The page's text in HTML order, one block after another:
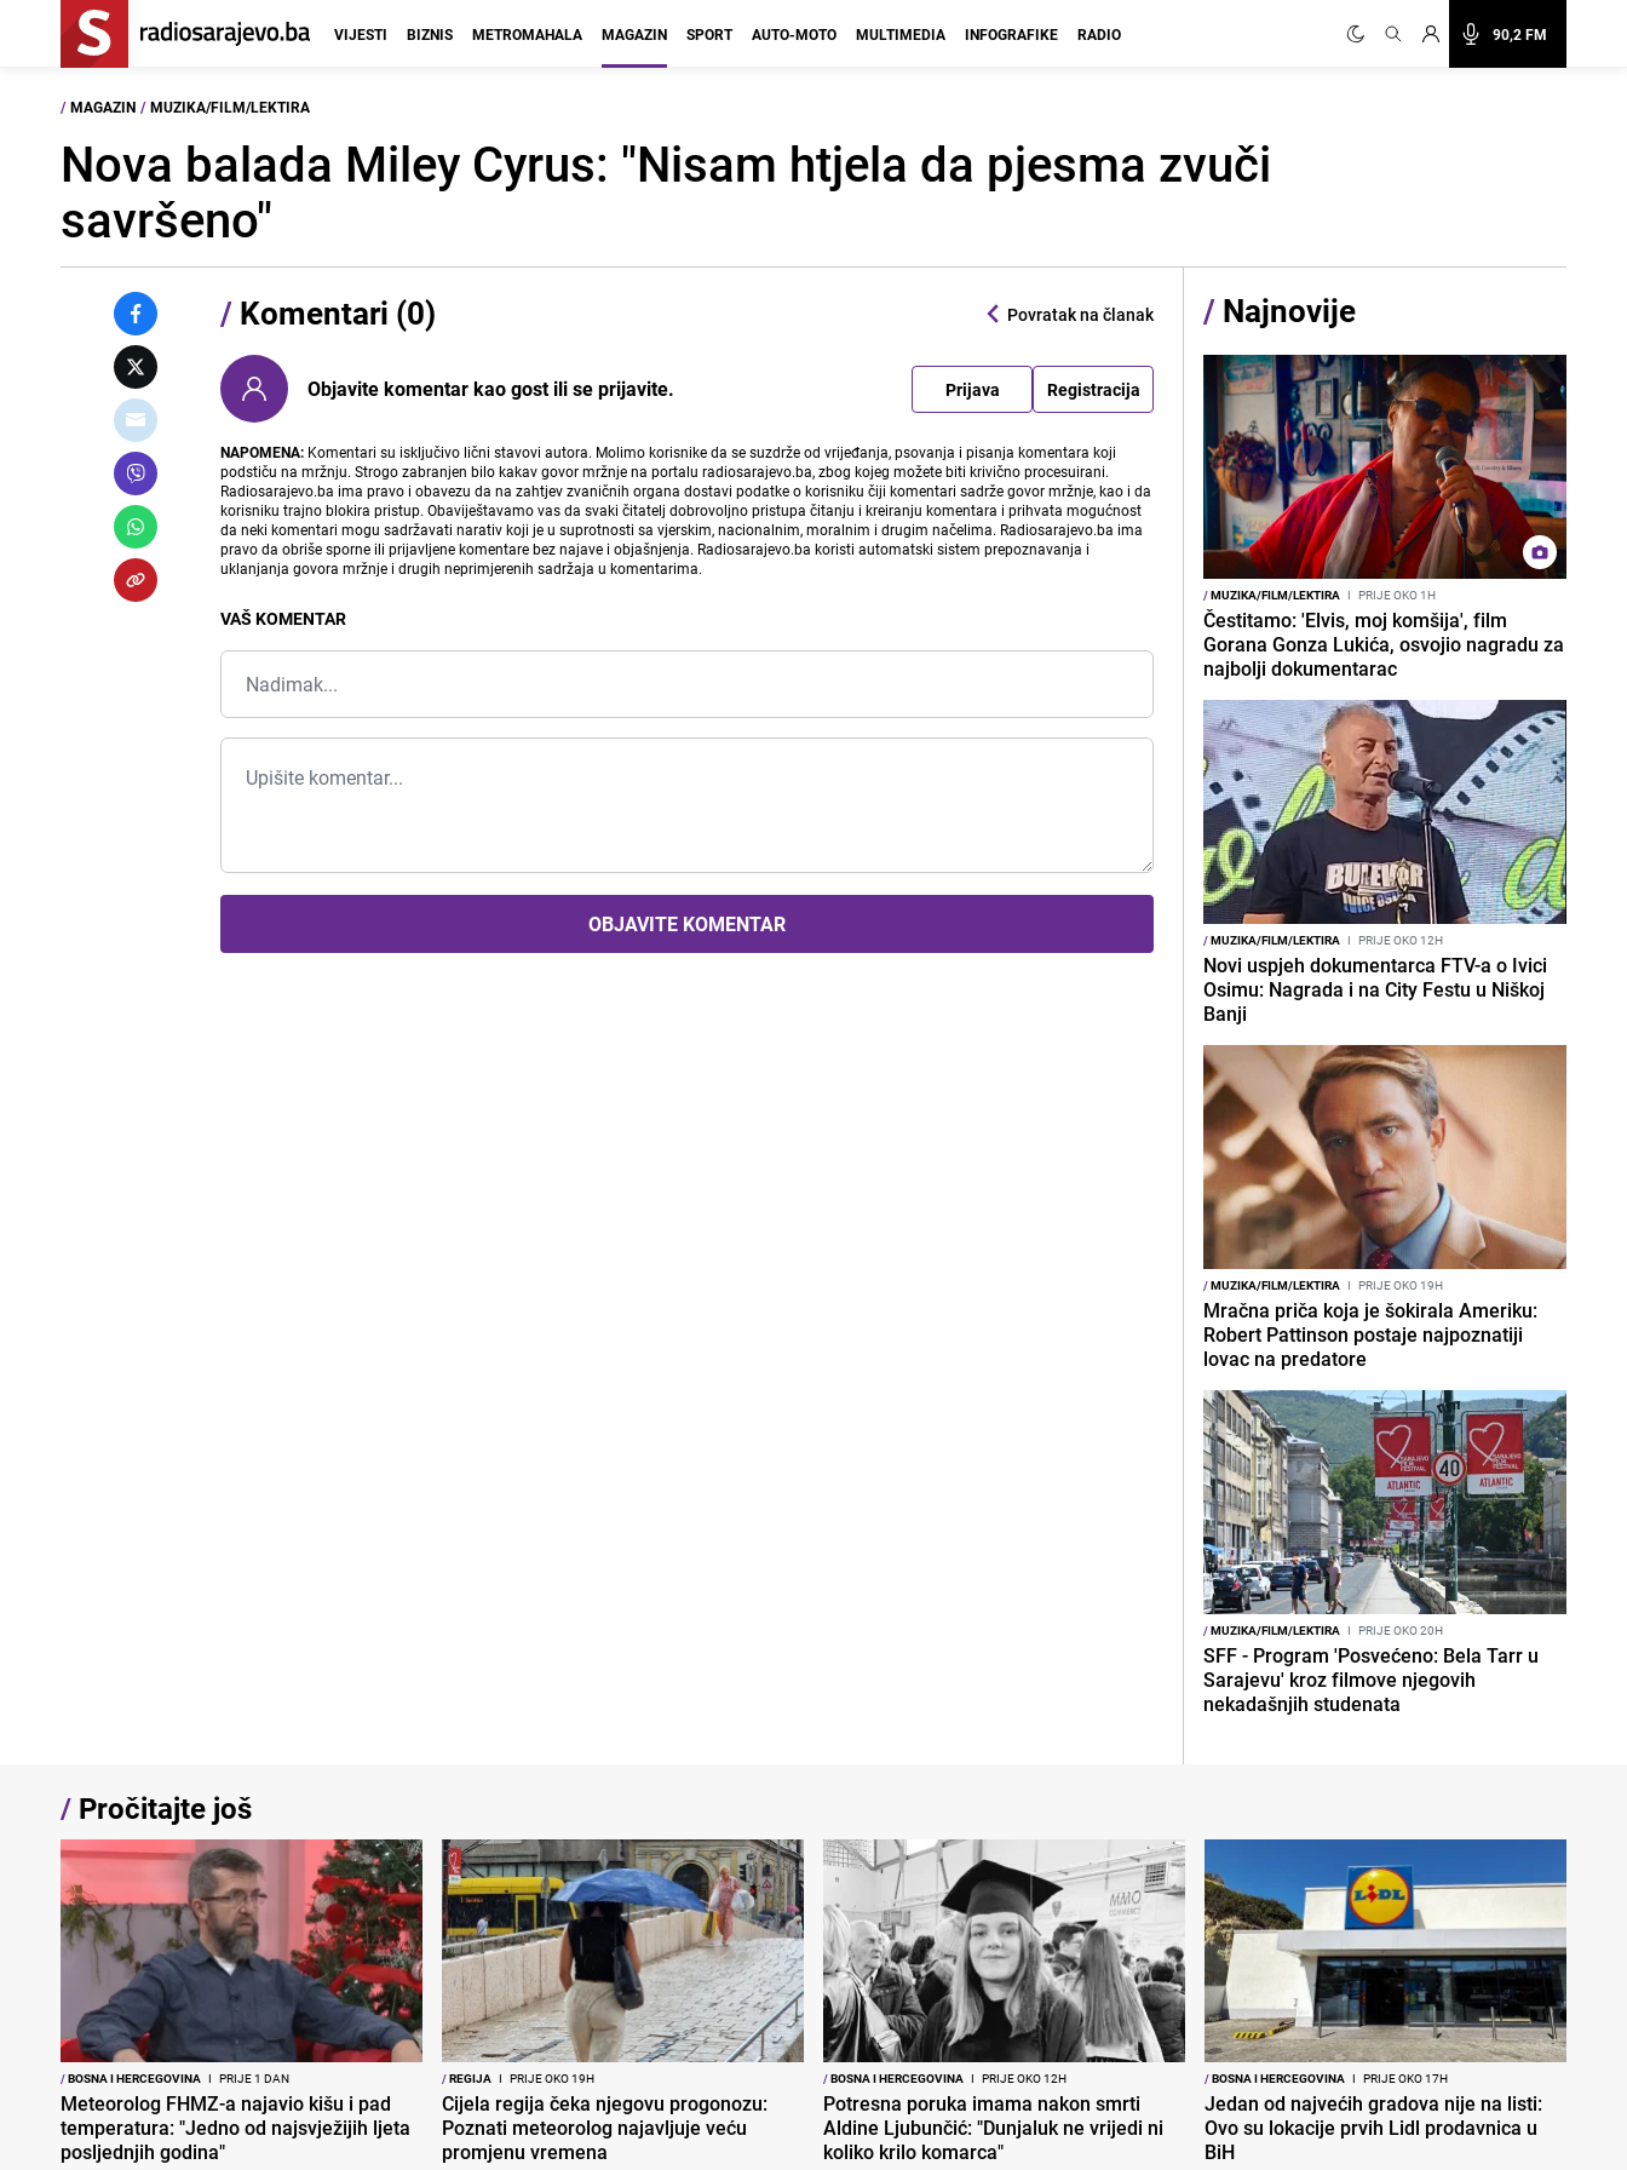
90,2 FM
VIJESTI BIZNIS METROMAHALA MAGAZIN SPORT AUTO-MOTO MULTIMEDIA INFOGRAFIKE RADIO
/ MAGAZIN / MUZIKA/FILM/LEKTIRA
Nova balada Miley Cyrus: "Nisam htjela da pjesma zvuči
savršeno"
/ Komentari (0) Povratak na članak
Objavite komentar kao gost ili se prijavite. Prijava Registracija
NAPOMENA: Komentari su isključivo lični stavovi autora. Molimo korisnike da se suzdrže od vrijeđanja, psovanja i pisanja komentara koji
podstiču na mržnju. Strogo zabranjen bilo kakav govor mržnje na portalu radiosarajevo.ba, zbog kojeg možete biti krivično procesuirani.
Radiosarajevo.ba ima pravo i obavezu da na zahtjev zvaničnih organa dostavi podatke o korisniku čiji komentari sadrže govor mržnje, kao i da
korisniku trajno blokira pristup. Obaviještavamo vas da svaki čitatelj dobrovoljno pristupa čitanju i kreiranju komentara i prihvata mogućnost
da neki komentari mogu sadržavati narativ koji je u suprotnosti sa vjerskim, nacionalnim, moralnim i drugim načelima. Radiosarajevo.ba ima
pravo da obriše sporne ili prijavljene komentare bez najave i objašnjenja. Radiosarajevo.ba koristi automatski sistem prepoznavanja i
uklanjanja govora mržnje i drugih neprimjerenih sadržaja u komentarima.
VAŠ KOMENTAR
OBJAVITE KOMENTAR
/ Najnovije
/MUZIKA/FILM/LEKTIRA I PRIJE OKO 1H
Čestitamo: 'Elvis, moj komšija', film
Gorana Gonza Lukića, osvojio nagradu za
najbolji dokumentarac
/MUZIKA/FILM/LEKTIRA I PRIJE OKO 12H
Novi uspjeh dokumentarca FTV-a o Ivici
Osimu: Nagrada i na City Festu u Niškoj
Banji
/MUZIKA/FILM/LEKTIRA I PRIJE OKO 19H
Mračna priča koja je šokirala Ameriku:
Robert Pattinson postaje najpoznatiji
lovac na predatore
/MUZIKA/FILM/LEKTIRA I PRIJE OKO 20H
SFF - Program 'Posvećeno: Bela Tarr u
Sarajevu' kroz filmove njegovih
nekadašnjih studenata
/ Pročitajte još
/BOSNA I HERCEGOVINA I PRIJE 1 DAN
Meteorolog FHMZ-a najavio kišu i pad
temperatura: "Jedno od najsvježijih ljeta
posljednjih godina"
/REGIJA I PRIJE OKO 19H
Cijela regija čeka njegovu progonozu:
Poznati meteorolog najavljuje veću
promjenu vremena
/BOSNA I HERCEGOVINA I PRIJE OKO 12H
Potresna poruka imama nakon smrti
Aldine Ljubunčić: "Dunjaluk ne vrijedi ni
koliko krilo komarca"
/BOSNA I HERCEGOVINA I PRIJE OKO 17H
Jedan od najvećih gradova nije na listi:
Ovo su lokacije prvih Lidl prodavnica u
BiH